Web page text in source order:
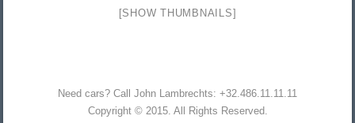
[SHOW THUMBNAILS]
Need cars? Call John Lambrechts: +32.486.11.11.11
Copyright © 2015. All Rights Reserved.